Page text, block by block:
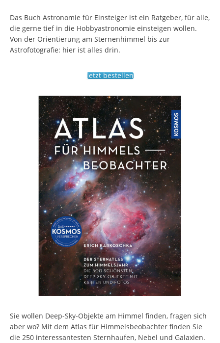
Das Buch Astronomie für Einsteiger ist ein Ratgeber, für alle,
die gerne tief in die Hobbyastronomie einsteigen wollen.
Von der Orientierung am Sternenhimmel bis zur
Astrofotografie: hier ist alles drin.
Jetzt bestellen
Sie wollen Deep-Sky-Objekte am Himmel finden, fragen sich
aber wo? Mit dem Atlas für Himmelsbeobachter finden Sie
die 250 interessantesten Sternhaufen, Nebel und Galaxien.